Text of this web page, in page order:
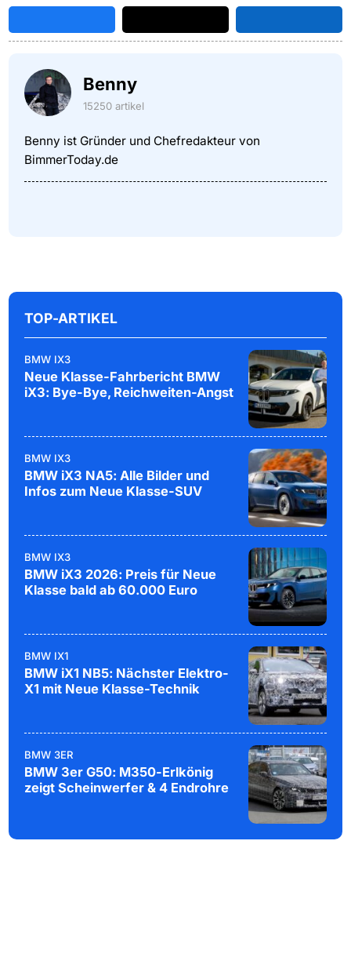
Benny
15250 artikel
Benny ist Gründer und Chefredakteur von
BimmerToday.de
TOP-ARTIKEL
BMW IX3
Neue Klasse-Fahrbericht BMW
iX3: Bye-Bye, Reichweiten-Angst
BMW IX3
BMW iX3 NA5: Alle Bilder und
Infos zum Neue Klasse-SUV
BMW IX3
BMW iX3 2026: Preis für Neue
Klasse bald ab 60.000 Euro
BMW IX1
BMW iX1 NB5: Nächster Elektro-
X1 mit Neue Klasse-Technik
BMW 3ER
BMW 3er G50: M350-Erlkönig
zeigt Scheinwerfer & 4 Endrohre